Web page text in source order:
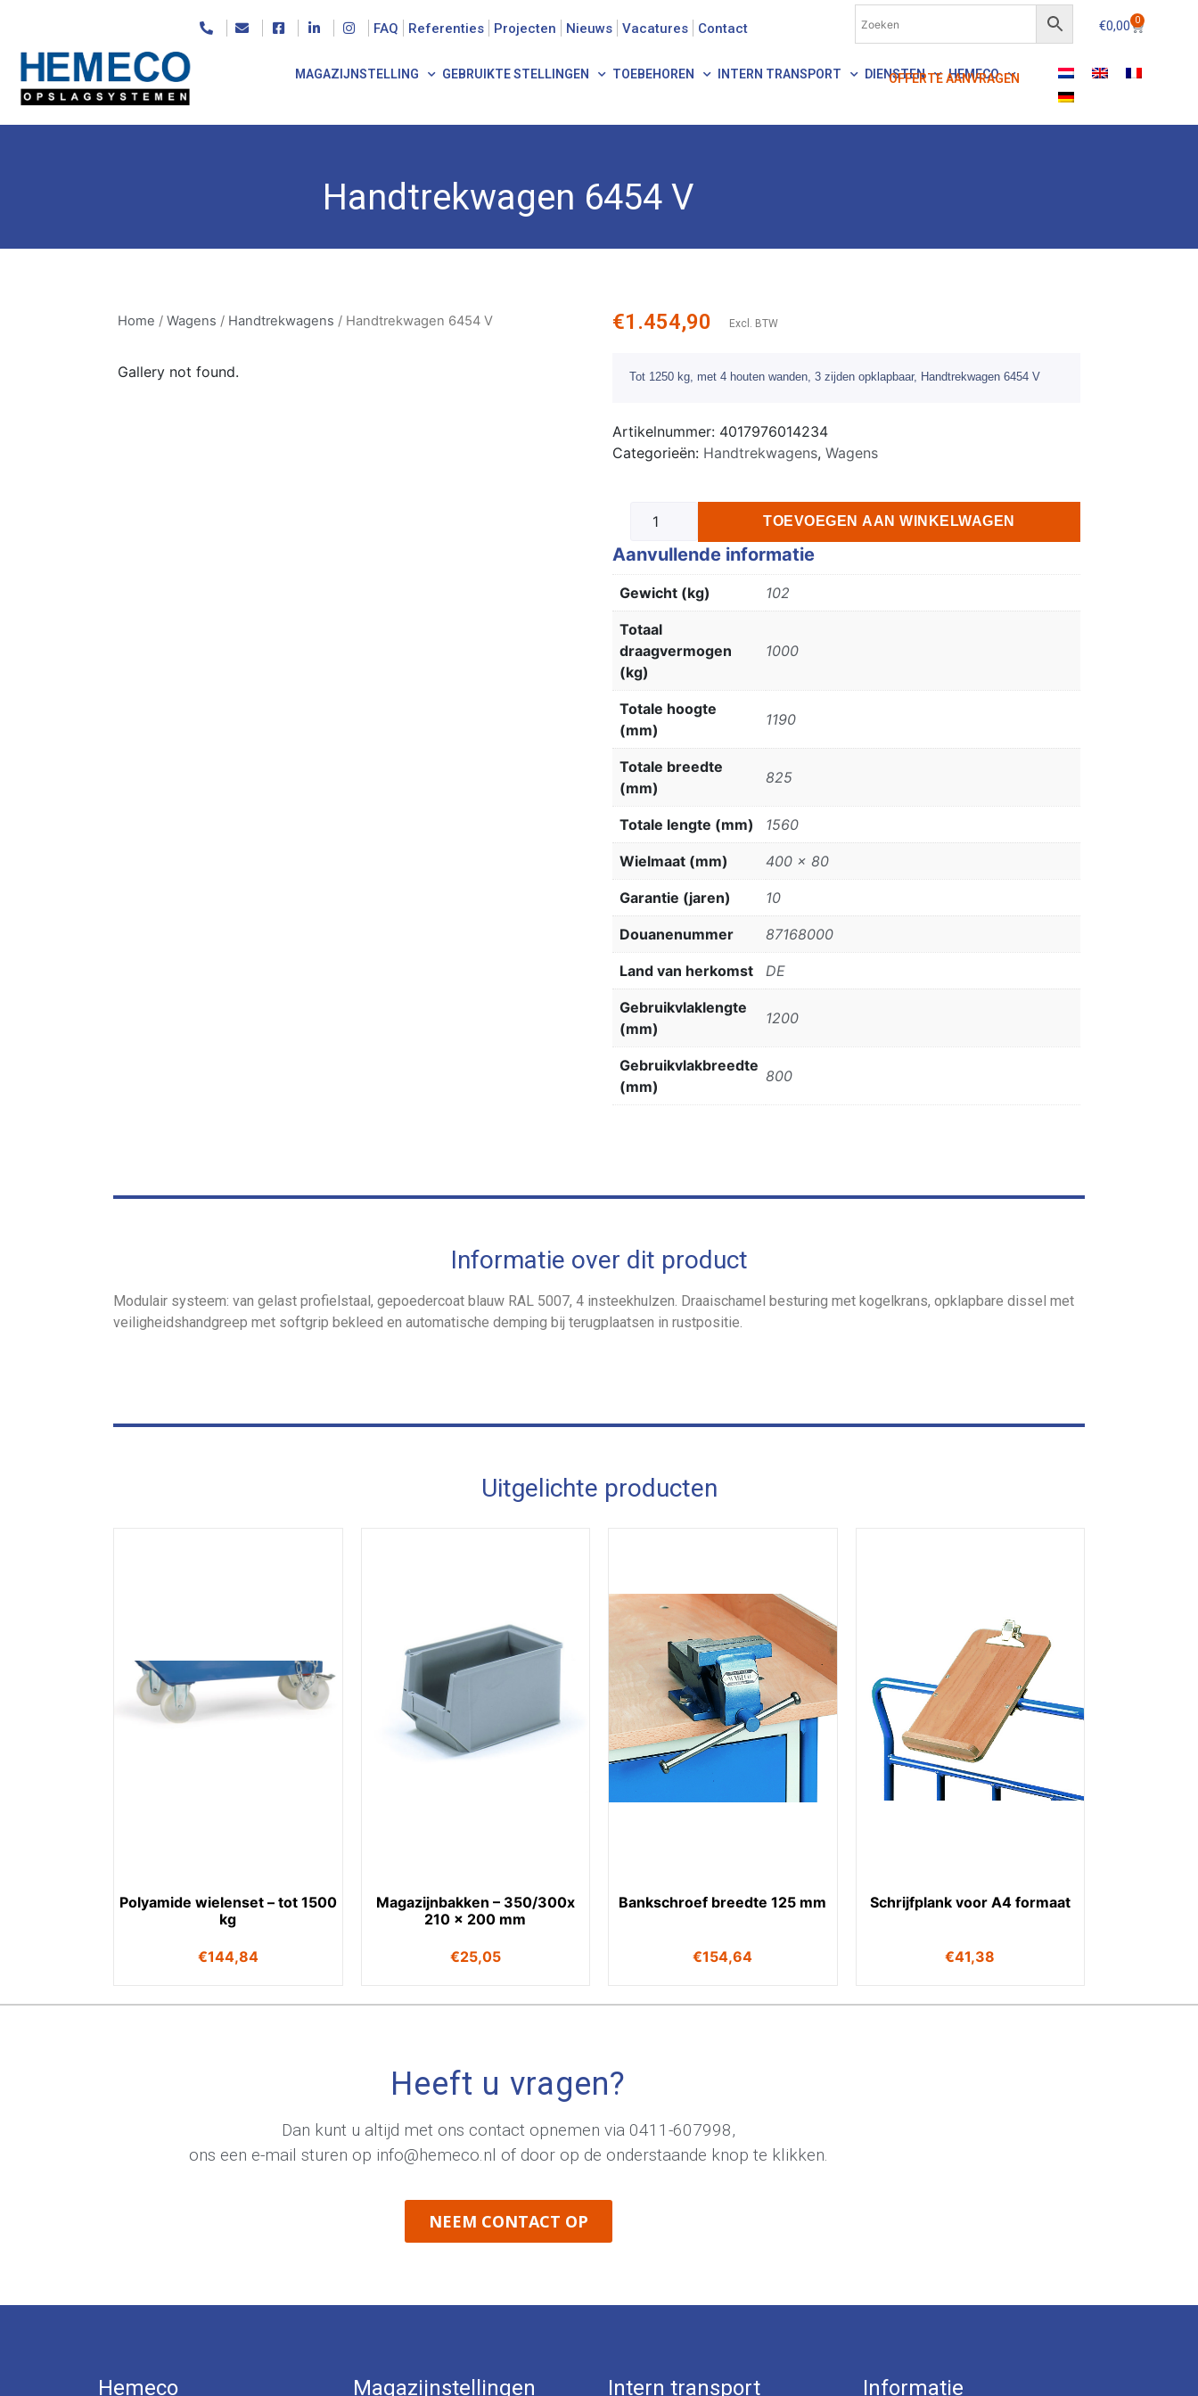
FAQ Referenties Projecten Nieuws Vacatures Contact €0,00 0
MAGAZIJNSTELLING GEBRUIKTE STELLINGEN TOEBEHOREN INTERN TRANSPORT DIENSTEN HEMECO
OFFERTE AANVRAGEN
Handtrekwagen 6454 V
Home / Wagens / Handtrekwagens / Handtrekwagen 6454 V
Gallery not found.
€1.454,90 Excl. BTW
Tot 1250 kg, met 4 houten wanden, 3 zijden opklapbaar, Handtrekwagen 6454 V
Artikelnummer: 4017976014234
Categorieën: Handtrekwagens, Wagens
TOEVOEGEN AAN WINKELWAGEN
Aanvullende informatie
Gewicht (kg) 102
Totaal
draagvermogen
(kg)
1000
Totale hoogte
(mm)
1190
Totale breedte
(mm)
825
Totale lengte (mm) 1560
Wielmaat (mm) 400 x 80
Garantie (jaren) 10
Douanenummer 87168000
Land van herkomst DE
Gebruikvlaklengte
(mm)
1200
Gebruikvlakbreedte
(mm)
800
Informatie over dit product
Modulair systeem: van gelast profielstaal, gepoedercoat blauw RAL 5007, 4 insteekhulzen. Draaischamel besturing met kogelkrans, opklapbare dissel met
veiligheidshandgreep met softgrip bekleed en automatische demping bij terugplaatsen in rustpositie.
Uitgelichte producten
Polyamide wielenset – tot 1500
kg
€144,84
Magazijnbakken – 350/300x
210 x 200 mm
€25,05
Bankschroef breedte 125 mm
€154,64
Schrijfplank voor A4 formaat
€41,38
Heeft u vragen?
Dan kunt u altijd met ons contact opnemen via 0411-607998,
ons een e-mail sturen op info@hemeco.nl of door op de onderstaande knop te klikken.
NEEM CONTACT OP
Hemeco Magazijnstellingen Intern transport Informatie